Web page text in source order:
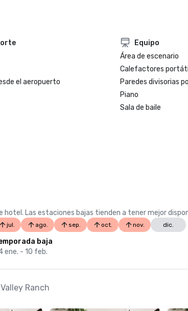
el aeropuerto
Equipo
Área de escenario
Calefactores
Paredes divisorias
Piano
Sala de baile
Las estaciones bajas tienden a tener mejor
jul. ago. sep. oct. nov. dic.
baja
ene. - 10 feb.
Ranch